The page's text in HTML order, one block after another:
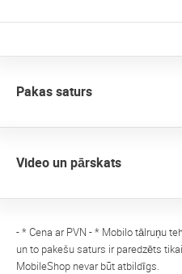
Pakas saturs
Video un pārskats
- * Cena ar PVN - * Mobilo tālruņu
un to pakešu saturs ir paredzēts
MobileShop nevar būt atbildīgs.